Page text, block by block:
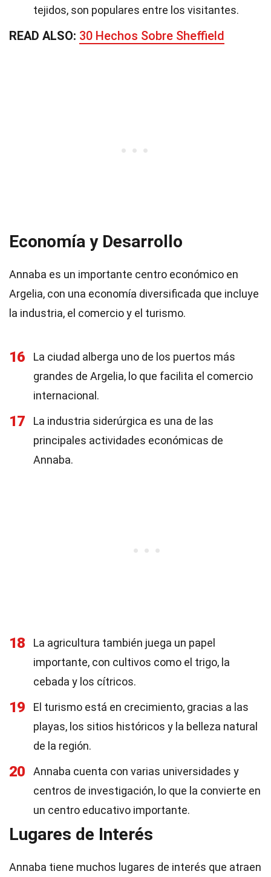
tejidos, son populares entre los visitantes.
READ ALSO: 30 Hechos Sobre Sheffield
Economía y Desarrollo
Annaba es un importante centro económico en
Argelia, con una economía diversificada que incluye
la industria, el comercio y el turismo.
16
La ciudad alberga uno de los puertos más
grandes de Argelia, lo que facilita el comercio
internacional.
17
La industria siderúrgica es una de las
principales actividades económicas de
Annaba.
18
La agricultura también juega un papel
importante, con cultivos como el trigo, la
cebada y los cítricos.
19
El turismo está en crecimiento, gracias a las
playas, los sitios históricos y la belleza natural
de la región.
20
Annaba cuenta con varias universidades y
centros de investigación, lo que la convierte en
un centro educativo importante.
Lugares de Interés
Annaba tiene muchos lugares de interés que atraen